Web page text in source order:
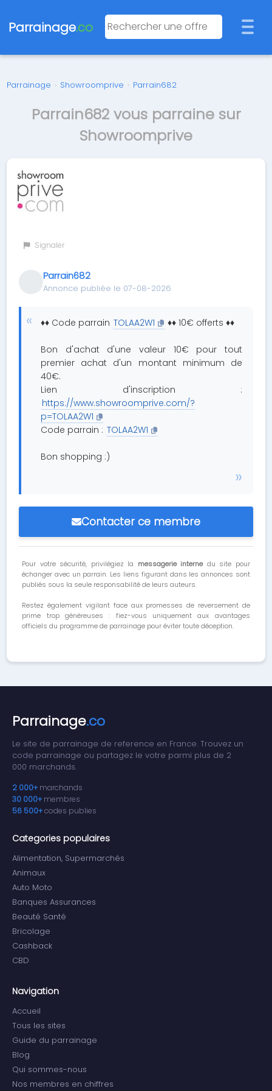
Parrainage.co
Parrainage › Showroomprive › Parrain682
Parrain682 vous parraine sur
Showroomprive
Signaler
Parrain682
Annonce publiée le 07-08-2026
♦♦ Code parrain TOLAA2W1 ♦♦ 10€ offerts ♦♦
Bon d'achat d'une valeur 10€ pour tout
premier achat d'un montant minimum de
40€.
Lien d'inscription :
https://www.showroomprive.com/?
p=TOLAA2W1
Code parrain : TOLAA2W1
Bon shopping :)
Contacter ce membre
Pour votre sécurité, privilégiez la messagerie internedu site pour
échanger avec un parrain. Les liens figurant dans les annonces sont
publiés sous la seule responsabilité de leurs auteurs.
Restez également vigilant face aux promesses de reversement de
prime trop généreuses : fiez-vous uniquement aux avantages
officiels du programme de parrainage pour éviter toute déception.
Parrainage.co
Le site de parrainage de reference en France. Trouvez un
code parrainage ou partagez le votre parmi plus de 2
000 marchands.
2 000+ marchands
30 000+ membres
56 500+codes publies
Categories populaires
Alimentation, Supermarchés
Animaux
Auto Moto
Banques Assurances
Beauté Santé
Bricolage
Cashback
CBD
Navigation
Accueil
Tous les sites
Guide du parrainage
Blog
Qui sommes-nous
Nos membres en chiffres